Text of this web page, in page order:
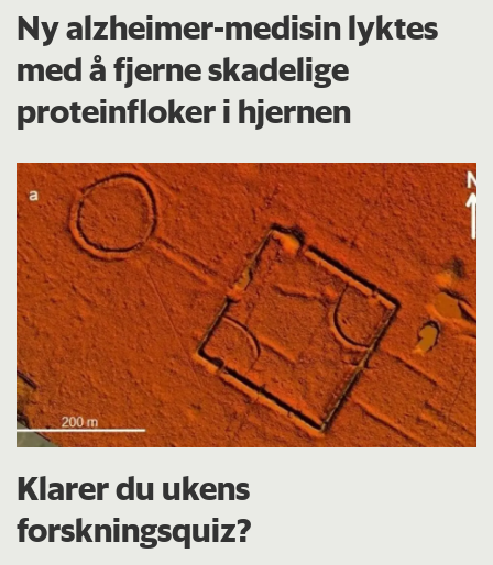
Ny alzheimer-medisin lyktes
med å fjerne skadelige
proteinfloker i hjernen
Klarer du ukens
forskningsquiz?